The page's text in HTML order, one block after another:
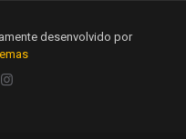
desenvolvido por